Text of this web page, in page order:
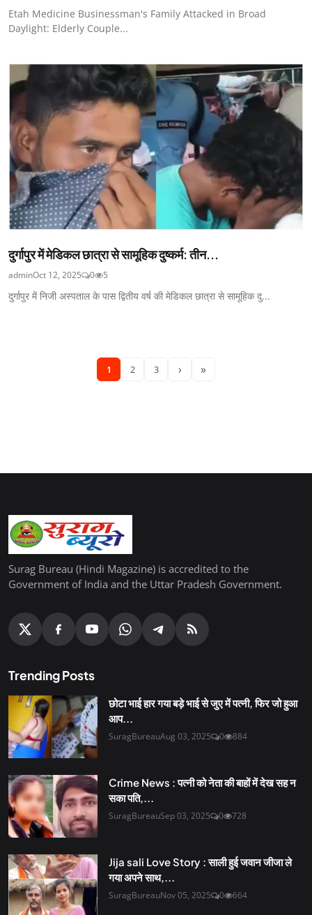
Etah Medicine Businessman's Family Attacked in Broad
Daylight: Elderly Couple...
दुर्गापुर में मेडिकल छात्रा से सामूहिक दुष्कर्म: तीन...
adminOct 12, 2025 0 5
दुर्गापुर में निजी अस्पताल के पास द्वितीय वर्ष की मेडिकल छात्रा से सामूहिक दु...
1 2 3 › »
Surag Bureau (Hindi Magazine) is accredited to the
Government of India and the Uttar Pradesh Government.
Trending Posts
छोटा भाई हार गया बड़े भाई से जुए में पत्नी, फिर जो हुआ
आप...
SuragBureauAug 03, 2025 0 884
Crime News : पत्नी को नेता की बाहों में देख सह न
सका पति,...
SuragBureauSep 03, 2025 0 728
Jija sali Love Story : साली हुई जवान जीजा ले
गया अपने साथ,...
SuragBureauNov 05, 2025 0 664